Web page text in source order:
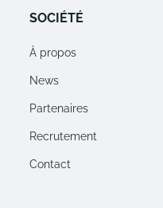
SOCIÉTÉ
À propos
News
Partenaires
Recrutement
Contact